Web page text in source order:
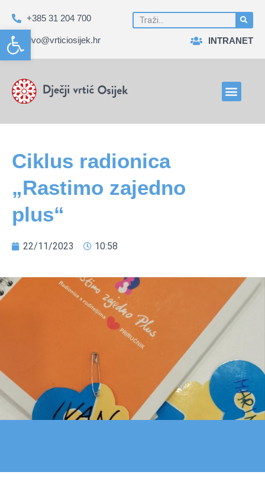
Open toolbar
+385 31 204 700
dvo@vrticiosijek.hr INTRANET
Ciklus radionica
„Rastimo zajedno
plus“
22/11/2023 10:58